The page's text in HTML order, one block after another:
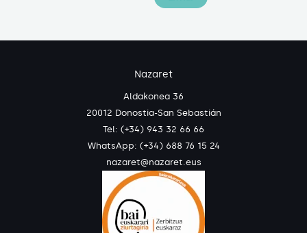
Nazaret
Aldakonea 36
20012 Donostia-San Sebastián
Tel: (+34) 943 32 66 66
WhatsApp: (+34) 688 76 15 24
nazaret@nazaret.eus